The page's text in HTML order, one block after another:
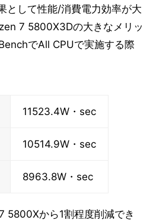
として性能/消費電力効率が大
7 5800X3Dの大きなメリッ
でAll CPUで実施する際
11523.4W・sec
10514.9W・sec
8963.8W・sec
5800Xから1割程度削減でき